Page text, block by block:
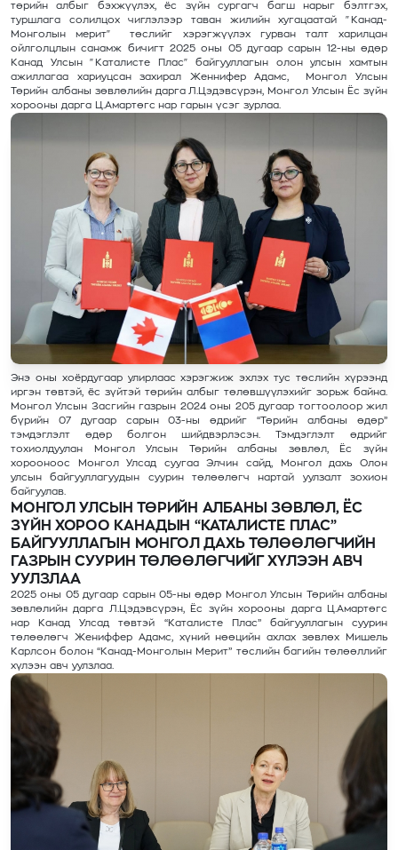
төрийн албыг бэхжүүлэх, ёс зүйн сургагч багш нарыг бэлтгэх,
туршлага солилцох чиглэлээр таван жилийн хугацаатай "Канад-
Монголын мерит" төслийг хэрэгжүүлэх гурван талт харилцан
ойлголцлын санамж бичигт 2025 оны 05 дугаар сарын 12-ны өдөр
Канад Улсын "Каталисте Плас" байгууллагын олон улсын хамтын
ажиллагаа хариуцсан захирал Женнифер Адамс, Монгол Улсын
Төрийн албаны зөвлөлийн дарга Л.Цэдэвсүрэн, Монгол Улсын Ёс зүйн
хорооны дарга Ц.Амартөгс нар гарын үсэг зурлаа.
Энэ оны хоёрдугаар улирлаас хэрэгжиж эхлэх тус төслийн хүрээнд
иргэн төвтэй, ёс зүйтэй төрийн албыг төлөвшүүлэхийг зорьж байна.
Монгол Улсын Засгийн газрын 2024 оны 205 дугаар тогтоолоор жил
бүрийн 07 дугаар сарын 03-ны өдрийг “Төрийн албаны өдөр”
тэмдэглэлт өдөр болгон шийдвэрлэсэн. Тэмдэглэлт өдрийг
тохиолдуулан Монгол Улсын Төрийн албаны зөвлөл, Ёс зүйн
хорооноос Монгол Улсад суугаа Элчин сайд, Монгол дахь Олон
улсын байгууллагуудын суурин төлөөлөгч нартай уулзалт зохион
байгуулав.
МОНГОЛ УЛСЫН ТӨРИЙН АЛБАНЫ ЗӨВЛӨЛ, ЁС
ЗҮЙН ХОРОО КАНАДЫН “КАТАЛИСТЕ ПЛАС”
БАЙГУУЛЛАГЫН МОНГОЛ ДАХЬ ТӨЛӨӨЛӨГЧИЙН
ГАЗРЫН СУУРИН ТӨЛӨӨЛӨГЧИЙГ ХҮЛЭЭН АВЧ
УУЛЗЛАА
2025 оны 05 дугаар сарын 05-ны өдөр Монгол Улсын Төрийн албаны
зөвлөлийн дарга Л.Цэдэвсүрэн, Ёс зүйн хорооны дарга Ц.Амартөгс
нар Канад Улсад төвтэй “Каталисте Плас” байгууллагын суурин
төлөөлөгч Жениффер Адамс, хүний нөөцийн ахлах зөвлөх Мишель
Карлсон болон “Канад-Монголын Мерит” төслийн багийн төлөөллийг
хүлээн авч уулзлаа.